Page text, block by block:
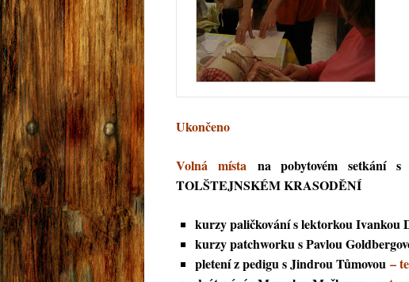
Ukončeno
Volná místa na pobytovém setkání
TOLŠTEJNSKÉM KRASODĚNÍ
kurzy paličkování s lektorkou Ivankou
kurzy patchworku s Pavlou
pletení z pedigu s Jindrou Tůmovou –